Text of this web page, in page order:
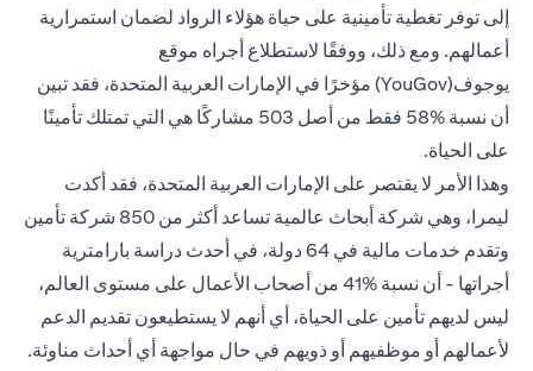
إلى توفر تغطية تأمينية على حياة هؤلاء الرواد لضمان استمرارية
أعمالهم. ومع ذلك، ووفقًا لاستطلاع أجراه موقع
يوجوف(YouGov) مؤخرًا في الإمارات العربية المتحدة، فقد تبين
أن نسبة %58 فقط من أصل 503 مشاركًا هي التي تمتلك تأمينًا
على الحياة.
وهذا الأمر لا يقتصر على الإمارات العربية المتحدة، فقد أكدت
ليمرا، وهي شركة أبحاث عالمية تساعد أكثر من 850 شركة تأمين
وتقدم خدمات مالية في 64 دولة، في أحدث دراسة بارامترية
أجراتها - أن نسبة %41 من أصحاب الأعمال على مستوى العالم،
ليس لديهم تأمين على الحياة، أي أنهم لا يستطيعون تقديم الدعم
لأعمالهم أو موظفيهم أو ذويهم في حال مواجهة أي أحداث مناوئة.